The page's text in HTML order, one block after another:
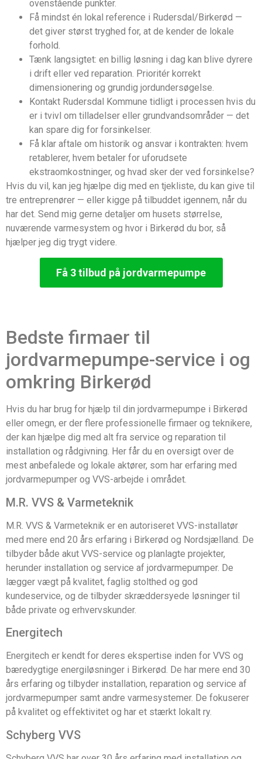
ovenstående punkter.
Få mindst én lokal reference i Rudersdal/Birkerød —
det giver størst tryghed for, at de kender de lokale
forhold.
Tænk langsigtet: en billig løsning i dag kan blive dyrere
i drift eller ved reparation. Prioritér korrekt
dimensionering og grundig jordundersøgelse.
Kontakt Rudersdal Kommune tidligt i processen hvis du
er i tvivl om tilladelser eller grundvandsområder — det
kan spare dig for forsinkelser.
Få klar aftale om historik og ansvar i kontrakten: hvem
retablerer, hvem betaler for uforudsete
ekstraomkostninger, og hvad sker der ved forsinkelse?
Hvis du vil, kan jeg hjælpe dig med en tjekliste, du kan give til
tre entreprenører — eller kigge på tilbuddet igennem, når du
har det. Send mig gerne detaljer om husets størrelse,
nuværende varmesystem og hvor i Birkerød du bor, så
hjælper jeg dig trygt videre.
Få 3 tilbud på jordvarmepumpe
Bedste firmaer til
jordvarmepumpe-service i og
omkring Birkerød
Hvis du har brug for hjælp til din jordvarmepumpe i Birkerød
eller omegn, er der flere professionelle firmaer og teknikere,
der kan hjælpe dig med alt fra service og reparation til
installation og rådgivning. Her får du en oversigt over de
mest anbefalede og lokale aktører, som har erfaring med
jordvarmepumper og VVS-arbejde i området.
M.R. VVS & Varmeteknik
M.R. VVS & Varmeteknik er en autoriseret VVS-installatør
med mere end 20 års erfaring i Birkerød og Nordsjælland. De
tilbyder både akut VVS-service og planlagte projekter,
herunder installation og service af jordvarmepumper. De
lægger vægt på kvalitet, faglig stolthed og god
kundeservice, og de tilbyder skræddersyede løsninger til
både private og erhvervskunder.
Energitech
Energitech er kendt for deres ekspertise inden for VVS og
bæredygtige energiløsninger i Birkerød. De har mere end 30
års erfaring og tilbyder installation, reparation og service af
jordvarmepumper samt andre varmesystemer. De fokuserer
på kvalitet og effektivitet og har et stærkt lokalt ry.
Schyberg VVS